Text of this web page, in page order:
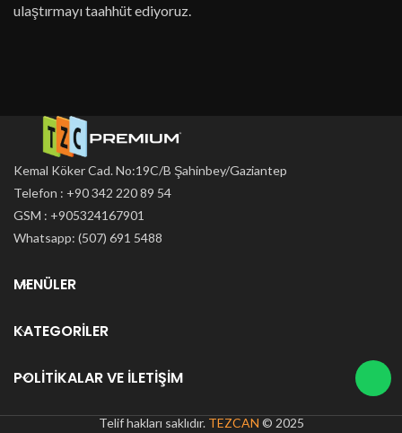
ulaştırmayı taahhüt ediyoruz.
Kemal Köker Cad. No:19C/B Şahinbey/Gaziantep
Telefon : +90 342 220 89 54
GSM : +905324167901
Whatsapp: (507) 691 5488
MENÜLER
KATEGORILER
POLITIKALAR VE İLETIŞIM
Telif hakları saklıdır. TEZCAN © 2025